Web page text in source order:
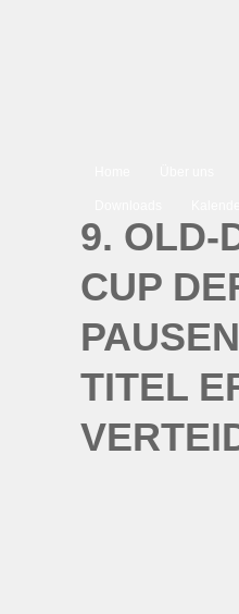
9. OLD-
CUP
TITEL